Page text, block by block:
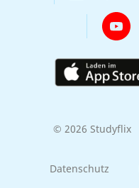
© 2026 Studyflix
Datenschutz